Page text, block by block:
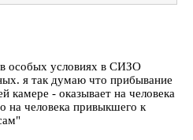
особых условиях в СИЗО
я так думаю что прибывание
камере - оказывает на человека
на человека привыкшего к